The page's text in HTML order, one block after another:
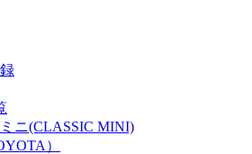
ニ(CLASSIC MINI)
）